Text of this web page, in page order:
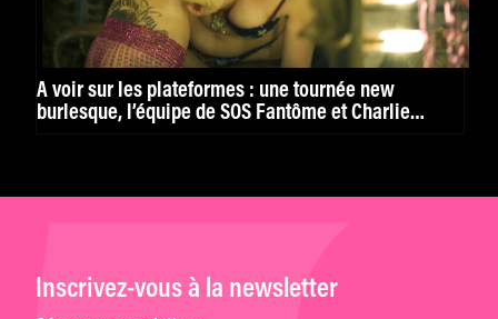
À voir sur les plateformes : une tournée new
burlesque, l’équipe de SOS Fantôme et Charlie
Inscrivez-vous à la newsletter